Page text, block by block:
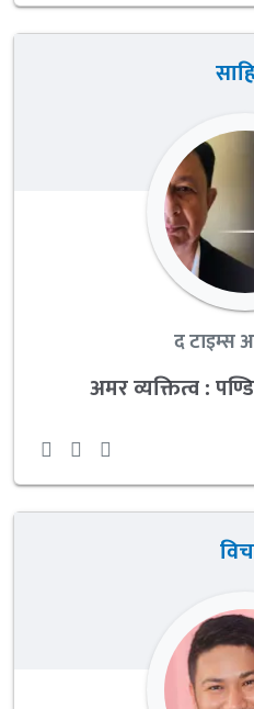
द टाइम्स
अमर व्यक्तित्व :